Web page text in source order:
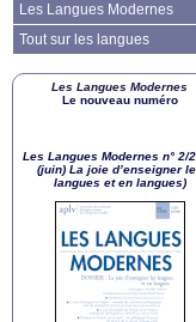
Les Langues Modernes
Tout sur les langues
Les Langues Modernes
Le nouveau numéro
Les Langues Modernes n° 2/
(juin) La joie d’enseigner
langues et en langues)